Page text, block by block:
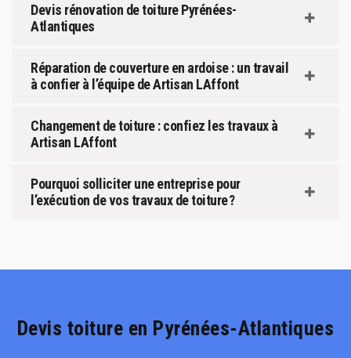
Devis rénovation de toiture Pyrénées-
Atlantiques
Réparation de couverture en ardoise : un travail
à confier à l’équipe de Artisan LAffont
Changement de toiture : confiez les travaux à
Artisan LAffont
Pourquoi solliciter une entreprise pour
l’exécution de vos travaux de toiture ?
Devis toiture en Pyrénées-Atlantiques